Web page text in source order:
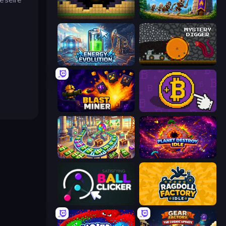
Pickaxe Crusher Idle Mage Castle Idle Defense
Energy Evolution Mystery Digger
Blast Miner Money Maker
Money Factory: Tycoon Idle Game Planet Destroy Idle
Satisfying Ball Clicker Ragdoll Factory Idle